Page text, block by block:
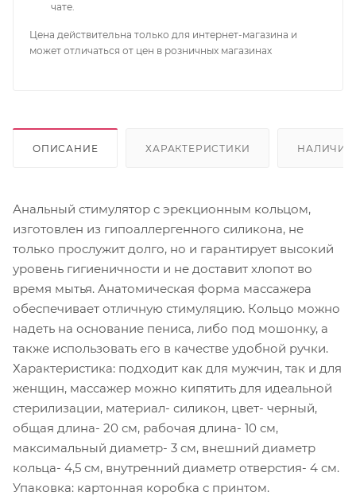
чате.
Цена действительна только для интернет-магазина и
может отличаться от цен в розничных магазинах
ОПИСАНИЕ ХАРАКТЕРИСТИКИ НАЛИЧИЕ
Анальный стимулятор с эрекционным кольцом,
изготовлен из гипоаллергенного силикона, не
только прослужит долго, но и гарантирует высокий
уровень гигиеничности и не доставит хлопот во
время мытья. Анатомическая форма массажера
обеспечивает отличную стимуляцию. Кольцо можно
надеть на основание пениса, либо под мошонку, а
также использовать его в качестве удобной ручки.
Характеристика: подходит как для мужчин, так и для
женщин, массажер можно кипятить для идеальной
стерилизации, материал- силикон, цвет- черный,
общая длина- 20 см, рабочая длина- 10 см,
максимальный диаметр- 3 см, внешний диаметр
кольца- 4,5 см, внутренний диаметр отверстия- 4 см.
Упаковка: картонная коробка с принтом.